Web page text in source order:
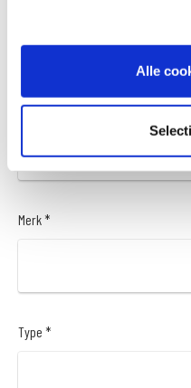
Alle
Gegevens motor
Kenteken *
Merk *
Type *